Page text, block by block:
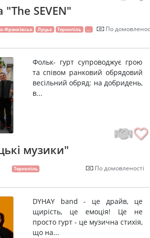
"The SEVEN"
Франківськ Луцьк Тернопіль ... По
Фольк- гурт супроводжує грою
та співом ранковий обрядовий
весільний обряд: на добридень,
в...
музики"
Тернопіль По домовленості
DYHAY band - це драйв, це
щирість, це емоція! Це не
просто гурт - це музична стихія,
що на...